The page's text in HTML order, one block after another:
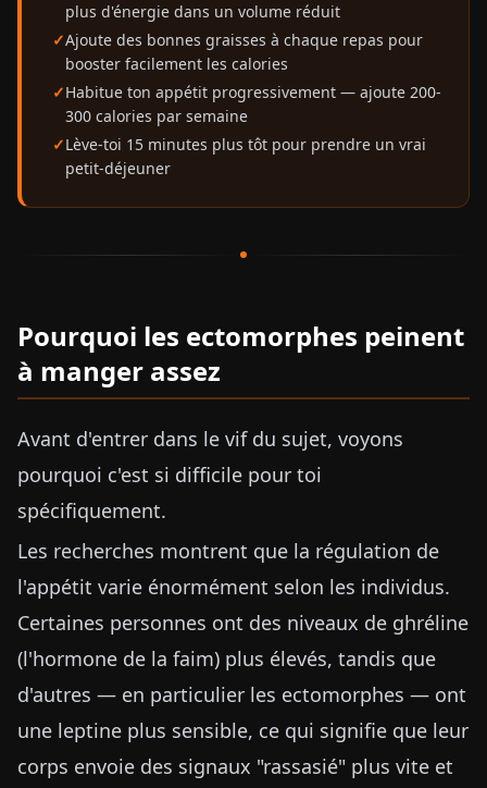
plus d'énergie dans un volume réduit
Ajoute des bonnes graisses à chaque repas pour
booster facilement les calories
Habitue ton appétit progressivement — ajoute 200-
300 calories par semaine
Lève-toi 15 minutes plus tôt pour prendre un vrai
petit-déjeuner
Pourquoi les ectomorphes peinent
à manger assez
Avant d'entrer dans le vif du sujet, voyons
pourquoi c'est si difficile pour toi
spécifiquement.
Les recherches montrent que la régulation de
l'appétit varie énormément selon les individus.
Certaines personnes ont des niveaux de ghréline
(l'hormone de la faim) plus élevés, tandis que
d'autres — en particulier les ectomorphes — ont
une leptine plus sensible, ce qui signifie que leur
corps envoie des signaux "rassasié" plus vite et